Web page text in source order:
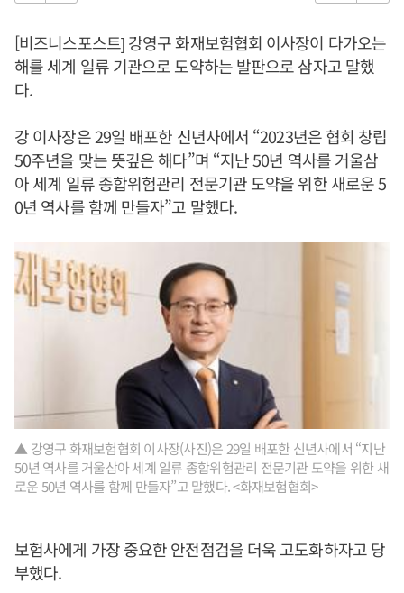
[비즈니스포스트] 강영구 화재보험협회 이사장이 다가오는
해를 세계 일류 기관으로 도약하는 발판으로 삼자고 말했
다.
강 이사장은 29일 배포한 신년사에서 “2023년은 협회 창립
50주년을 맞는 뜻깊은 해다”며 “지난 50년 역사를 거울삼
아 세계 일류 종합위험관리 전문기관 도약을 위한 새로운 5
0년 역사를 함께 만들자”고 말했다.
▲ 강영구 화재보험협회 이사장(사진)은 29일 배포한 신년사에서 “지난
50년 역사를 거울삼아 세계 일류 종합위험관리 전문기관 도약을 위한 새
로운 50년 역사를 함께 만들자”고 말했다. <화재보험협회>
보험사에게 가장 중요한 안전점검을 더욱 고도화하자고 당
부했다.